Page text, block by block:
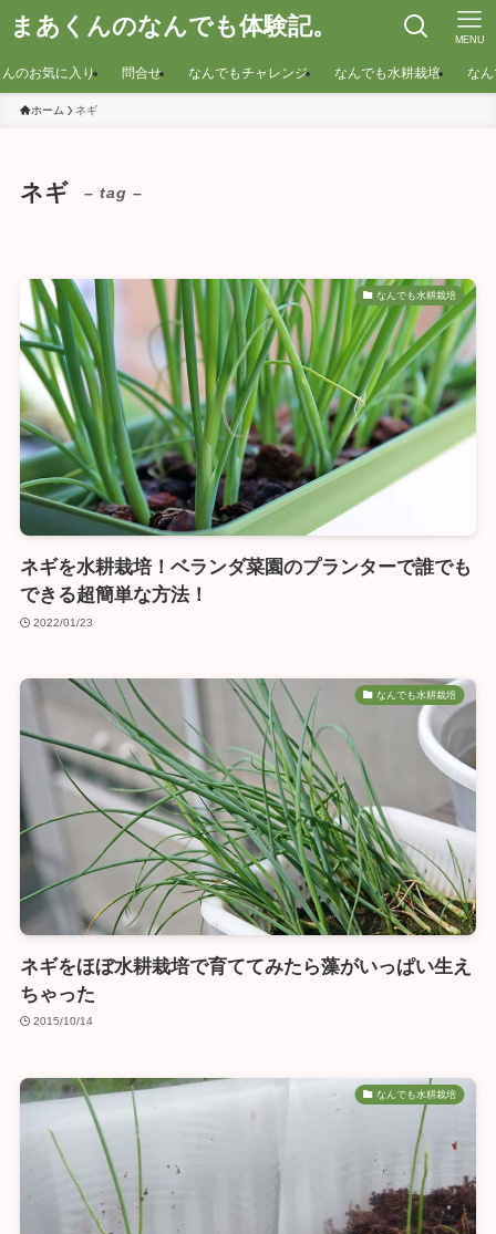
まあくんのなんでも体験記。 MENU
のお気に入り 問合せ なんでもチャレンジ なんでも水耕栽培 な
ホーム ネギ
ネギ – tag –
なんでも水耕栽培
ネギを水耕栽培！ベランダ菜園のプランターで誰でも
できる超簡単な方法！
2022/01/23
なんでも水耕栽培
ネギをほぼ水耕栽培で育ててみたら藻がいっぱい生え
ちゃった
2015/10/14
なんでも水耕栽培